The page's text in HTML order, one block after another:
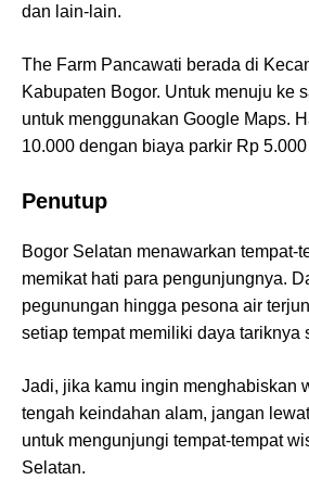
dan lain-lain.
The Farm Pancawati berada di
Kabupaten Bogor. Untuk menuju ke
untuk menggunakan Google Maps.
10.000 dengan biaya parkir Rp
Penutup
Bogor Selatan menawarkan tempat-
memikat hati para pengunjungnya.
pegunungan hingga pesona air
setiap tempat memiliki daya tariknya
Jadi, jika kamu ingin menghabiskan
tengah keindahan alam, jangan
untuk mengunjungi tempat-tempat
Selatan.